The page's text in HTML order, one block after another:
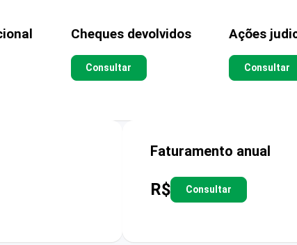
Cheques devolvidos
Consultar
Ações
Consultar
Faturamento anual
R$ Consultar